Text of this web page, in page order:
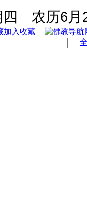
农历6月
加入收藏